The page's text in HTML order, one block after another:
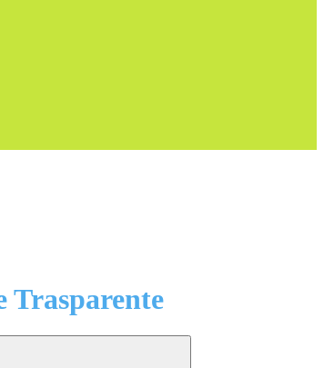
Trasparente